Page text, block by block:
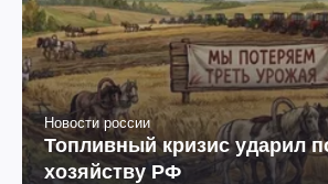
Новости россии
Топливный кризис ударил
хозяйству РФ